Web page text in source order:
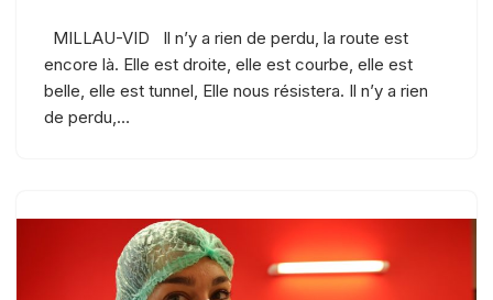
MILLAU-VID Il n’y a rien de perdu, la route est
encore là. Elle est droite, elle est courbe, elle est
belle, elle est tunnel, Elle nous résistera. Il n’y a rien
de perdu,…